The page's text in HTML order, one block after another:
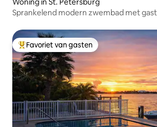
Sprankelend modern zwembad met
Topfavoriet van gasten
Favoriet van gasten